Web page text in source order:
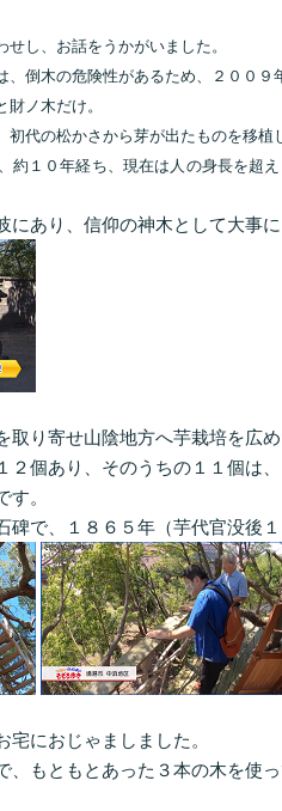
し、お話をうかがいました。
倒木の危険性があるため、２００９
ノ木だけ。
代の松かさから芽が出たものを移植
約１０年経ち、現在は人の身長を超
あり、信仰の神木として大事に
り寄せ山陰地方へ芋栽培を広
個あり、そのうちの１１個は、
。
で、１８６５年（芋代官没後
におじゃましました。
、もともとあった３本の木を使